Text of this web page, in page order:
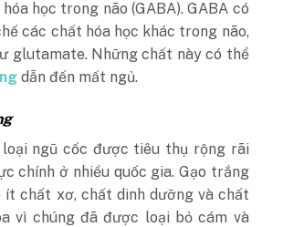
học trong não (GABA). GABA có
các chất hóa học khác trong não,
glutamate. Những chất này có thể
dẫn đến mất ngủ.
ngũ cốc được tiêu thụ rộng rãi
chính ở nhiều quốc gia. Gạo trắng
ít chất xơ, chất dinh dưỡng và chất
vì chúng đã được loại bỏ cám và